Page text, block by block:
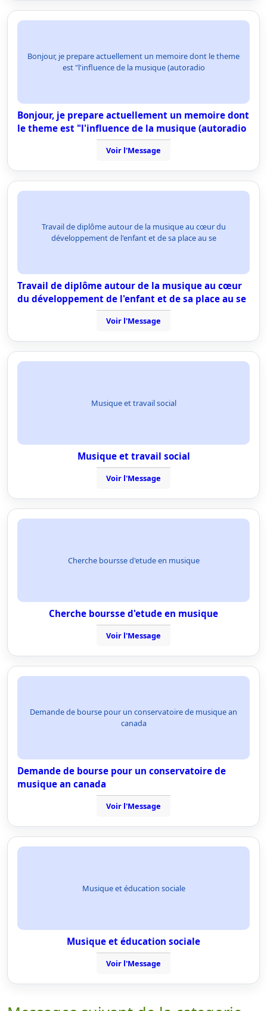
Bonjour, je prepare actuellement un memoire dont le theme
est "l'influence de la musique (autoradio
Bonjour, je prepare actuellement un memoire dont
le theme est "l'influence de la musique (autoradio
Voir l'Message
Travail de diplôme autour de la musique au cœur du
développement de l'enfant et de sa place au se
Travail de diplôme autour de la musique au cœur
du développement de l'enfant et de sa place au se
Voir l'Message
Musique et travail social
Musique et travail social
Voir l'Message
Cherche boursse d'etude en musique
Cherche boursse d'etude en musique
Voir l'Message
Demande de bourse pour un conservatoire de musique an
canada
Demande de bourse pour un conservatoire de
musique an canada
Voir l'Message
Musique et éducation sociale
Musique et éducation sociale
Voir l'Message